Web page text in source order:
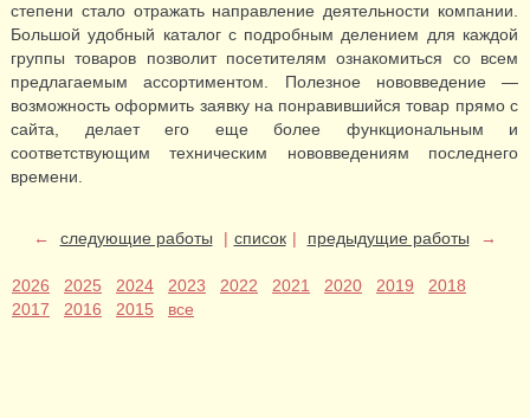
степени стало отражать направление деятельности компании.
Большой удобный каталог с подробным делением для каждой
группы товаров позволит посетителям ознакомиться со всем
предлагаемым ассортиментом. Полезное нововведение —
возможность оформить заявку на понравившийся товар прямо с
сайта, делает его еще более функциональным и
соответствующим техническим нововведениям последнего
времени.
← следующие работы | список | предыдущие работы →
2026 2025 2024 2023 2022 2021 2020 2019
2018
2017
2016 2015 все